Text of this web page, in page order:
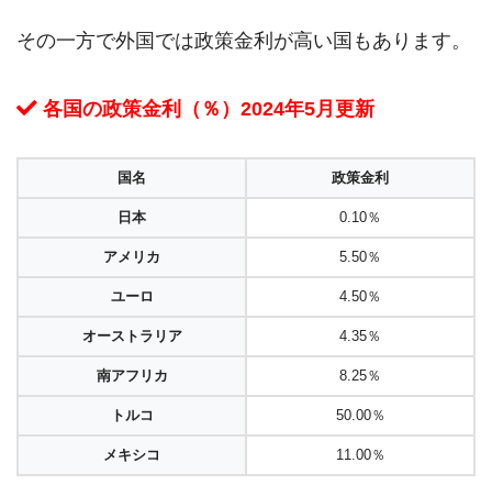
その一方で外国では政策金利が高い国もあります。
各国の政策金利（％）2024年5月更新
国名 政策金利
日本 0.10％
アメリカ 5.50％
ユーロ 4.50％
オーストラリア 4.35％
南アフリカ 8.25％
トルコ 50.00％
メキシコ 11.00％